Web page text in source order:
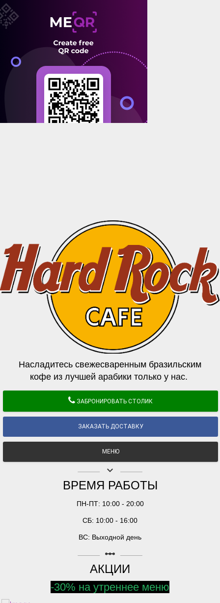
Насладитесь свежесваренным бразильским
кофе из лучшей арабики только у нас.
ЗАБРОНИРОВАТЬ СТОЛИК
ЗАКАЗАТЬ ДОСТАВКУ
МЕНЮ
keyboard_arrow_down
ВРЕМЯ РАБОТЫ
ПН-ПТ: 10:00 - 20:00
СБ: 10:00 - 16:00
ВС: Выходной день
linear_scale
АКЦИИ
-30% на утреннее меню